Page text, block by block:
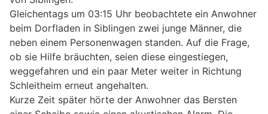
Gleichentags um 03:15 Uhr beobachtete ein Anwohner
beim Dorfladen in Siblingen zwei junge Männer, die
neben einem Personenwagen standen. Auf die Frage,
ob sie Hilfe bräuchten, seien diese eingestiegen,
weggefahren und ein paar Meter weiter in Richtung
Schleitheim erneut angehalten.
Kurze Zeit später hörte der Anwohner das Bersten